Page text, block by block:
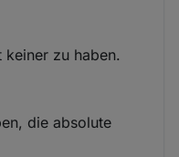
keiner zu haben.
die absolute